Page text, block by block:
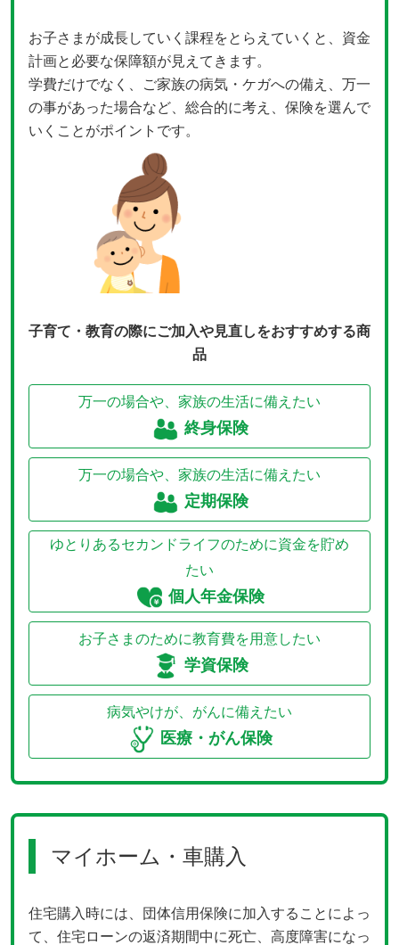
お子さまが成長していく課程をとらえていくと、資金
計画と必要な保障額が見えてきます。
学費だけでなく、ご家族の病気・ケガへの備え、万一
の事があった場合など、総合的に考え、保険を選んで
いくことがポイントです。
子育て・教育の際にご加入や見直しをおすすめする商
品
万一の場合や、家族の生活に備えたい
終身保険
万一の場合や、家族の生活に備えたい
定期保険
ゆとりあるセカンドライフのために資金を貯め
たい
個人年金保険
お子さまのために教育費を用意したい
学資保険
病気やけが、がんに備えたい
医療・がん保険
マイホーム・車購入
住宅購入時には、団体信用保険に加入することによっ
て、住宅ローンの返済期間中に死亡、高度障害になっ